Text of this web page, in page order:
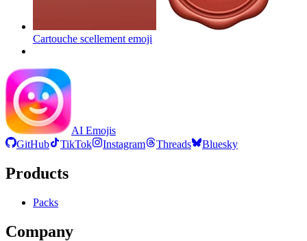
Cartouche scellement emoji
AI Emojis
GitHub
TikTok Instagram Threads Bluesky
Products
Packs
Company